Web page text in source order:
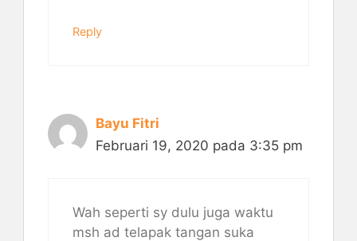
Reply
Bayu Fitri
Februari 19, 2020 pada 3:35 pm
Wah seperti sy dulu juga waktu
msh ad telapak tangan suka